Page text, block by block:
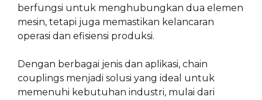
berfungsi untuk menghubungkan dua elemen
mesin, tetapi juga memastikan kelancaran
operasi dan efisiensi produksi.
Dengan berbagai jenis dan aplikasi, chain
couplings menjadi solusi yang ideal untuk
memenuhi kebutuhan industri, mulai dari